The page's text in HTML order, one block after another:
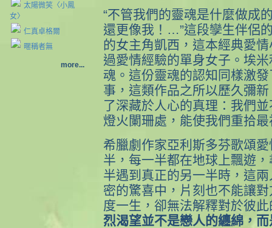
太陽微笑〈小鳳
女〉
仁真卓格爾
暱稱者無
more...
“不管我們的靈魂是什麼做成
還更像我！…”這段孿生伴侶
的女主角凱西，這本經典愛
過愛情經驗的單身女子。埃
魂。這份靈魂的認知同樣激
事，這類作品之所以歷久彌
了深藏於人心的真理：我們
燈火闌珊處，能使我們重拾
希臘劇作家亞利斯多芬歌頌
半，每一半都在地球上飄遊
半遇到真正的另一半時，這
密的驚喜中，片刻也不能讓
度一生，卻無法解釋對於彼
烈渴望並不是戀人的纏綿，